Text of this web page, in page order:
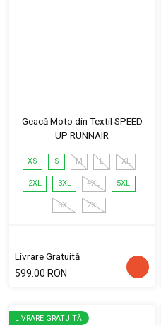
Geacă Moto din Textil SPEED
UP RUNNAIR
XS S M L XL
2XL 3XL 4XL 5XL
6XL 7XL
Livrare Gratuită
599.00 RON
LIVRARE GRATUITĂ